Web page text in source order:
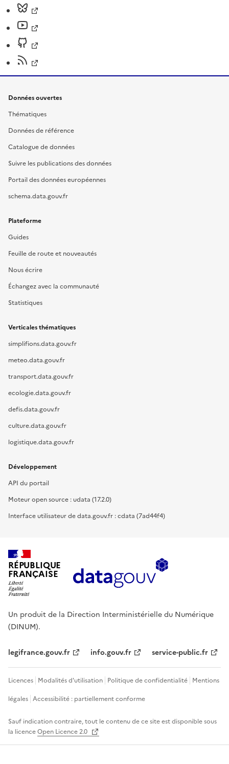
Données ouvertes
Thématiques
Données de référence
Catalogue de données
Suivre les publications des données
Portail des données européennes
schema.data.gouv.fr
Plateforme
Guides
Feuille de route et nouveautés
Nous écrire
Échangez avec la communauté
Statistiques
Verticales thématiques
simplifions.data.gouv.fr
meteo.data.gouv.fr
transport.data.gouv.fr
ecologie.data.gouv.fr
defis.data.gouv.fr
culture.data.gouv.fr
logistique.data.gouv.fr
Développement
API du portail
Moteur open source : udata (17.2.0)
Interface utilisateur de data.gouv.fr : cdata (7ad44f4)
RÉPUBLIQUE
FRANÇAISE
Un produit de la Direction Interministérielle du Numérique
(DINUM).
legifrance.gouv.fr info.gouv.fr service-public.fr
Licences Modalités d'utilisation Politique de confidentialité Mentions
légales Accessibilité : partiellement conforme
Sauf indication contraire, tout le contenu de ce site est disponible sous
la licenceOpen Licence 2.0